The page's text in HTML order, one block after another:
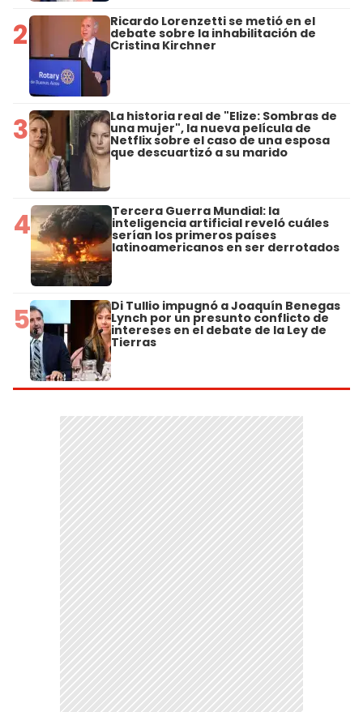
2 Ricardo Lorenzetti se metió en el
debate sobre la inhabilitación de
Cristina Kirchner
3 La historia real de "Elize: Sombras de
una mujer", la nueva película de
Netflix sobre el caso de una esposa
que descuartizó a su marido
4 Tercera Guerra Mundial: la
inteligencia artificial reveló cuáles
serían los primeros países
latinoamericanos en ser derrotados
5 Di Tullio impugnó a Joaquín Benegas
Lynch por un presunto conflicto de
intereses en el debate de la Ley de
Tierras